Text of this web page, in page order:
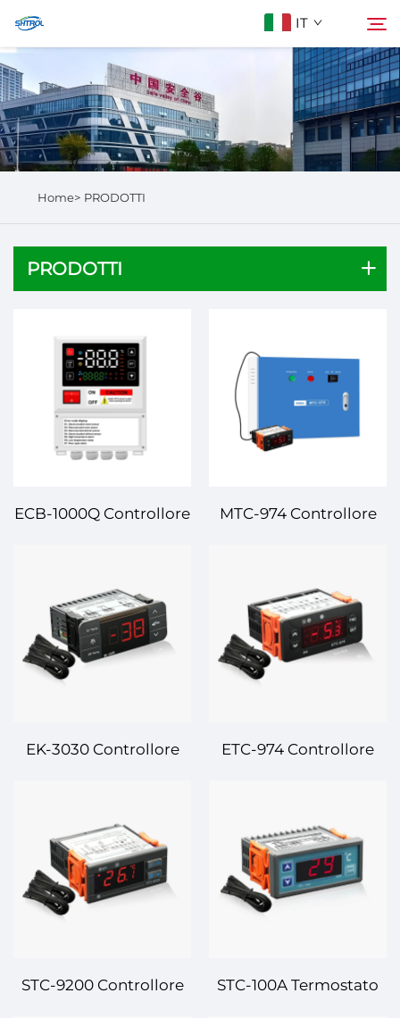
IT
Chi Siamo
Prodotti
Cerca
Home> PRODOTTI
PRODOTTI
ECB-1000Q Controllore
Soluzione di Controllo
della Temperatura
Avanzata e Affidabile
per Uso Industriale e
MTC-974 Controllore
Grado di Precisione e
Controllo Affidabile
della Temperatura per
Varie Applicazioni
EK-3030 Controllore
Regolazione della
Temperatura Avanzata
per Applicazioni
Industriali e
ETC-974 Controllore
Prestazioni, Controllo
Preciso della
Temperatura per
Applicazioni Industriali
STC-9200 Controllore
STC-100A Termostato